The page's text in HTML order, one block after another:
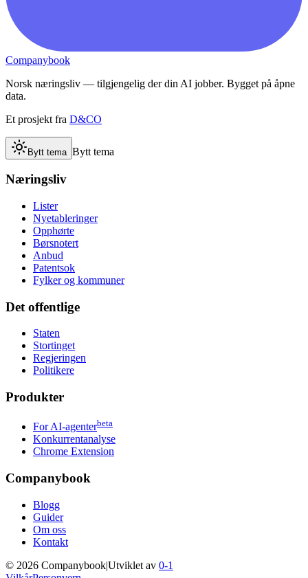
Companybook
Norsk næringsliv — tilgjengelig der din AI jobber. Bygget på åpne
data.
Et prosjekt fra D&CO
Bytt tema Bytt tema
Næringsliv
Lister
Nyetableringer
Opphørte
Børsnotert
Anbud
Patentsok
Fylker og kommuner
Det offentlige
Staten
Stortinget
Regjeringen
Politikere
Produkter
For AI-agenterbeta
Konkurrentanalyse
Chrome Extension
Companybook
Blogg
Guider
Om oss
Kontakt
© 2026 Companybook|Utviklet av 0-1